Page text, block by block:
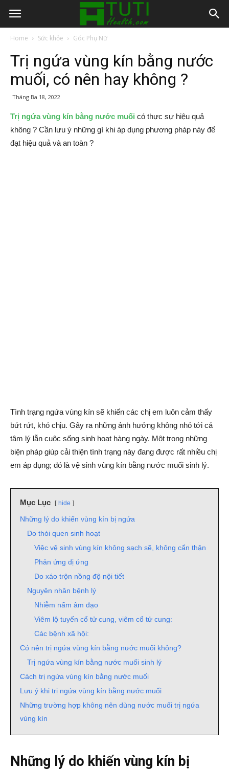
Home Sức khỏe Góc Phụ Nữ
Trị ngứa vùng kín bằng nước
muối, có nên hay không ?
Tháng Ba 18, 2022
Trị ngứa vùng kín bằng nước muối có thực sự hiệu quả
không ? Cần lưu ý những gì khi áp dụng phương pháp này để
đạt hiệu quả và an toàn ?
Tình trạng ngứa vùng kín sẽ khiến các chị em luôn cảm thấy
bứt rứt, khó chịu. Gây ra những ảnh hưởng không nhỏ tới cả
tâm lý lẫn cuộc sống sinh hoạt hàng ngày. Một trong những
biện pháp giúp cải thiện tình trạng này đang được rất nhiều chị
em áp dụng; đó là vệ sinh vùng kín bằng nước muối sinh lý.
Mục Lục hide
Những lý do khiến vùng kín bị ngứa
Do thói quen sinh hoạt
Việc vệ sinh vùng kín không sạch sẽ, không cẩn thận
Phản ứng dị ứng
Do xáo trộn nồng độ nội tiết
Nguyên nhân bệnh lý
Nhiễm nấm âm đạo
Viêm lộ tuyến cổ tử cung, viêm cổ tử cung:
Các bệnh xã hội:
Có nên trị ngứa vùng kín bằng nước muối không?
Trị ngứa vùng kín bằng nước muối sinh lý
Cách trị ngứa vùng kín bằng nước muối
Lưu ý khi trị ngứa vùng kín bằng nước muối
Những trường hợp không nên dùng nước muối trị ngứa
vùng kín
Những lý do khiến vùng kín bị